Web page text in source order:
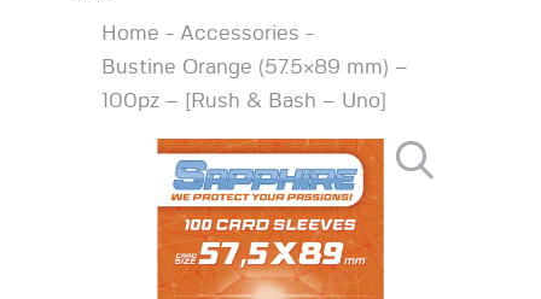
EVENTI
Home
Accessories
Bustine Orange (57.5×89 mm) –
100pz – [Rush & Bash – Uno]